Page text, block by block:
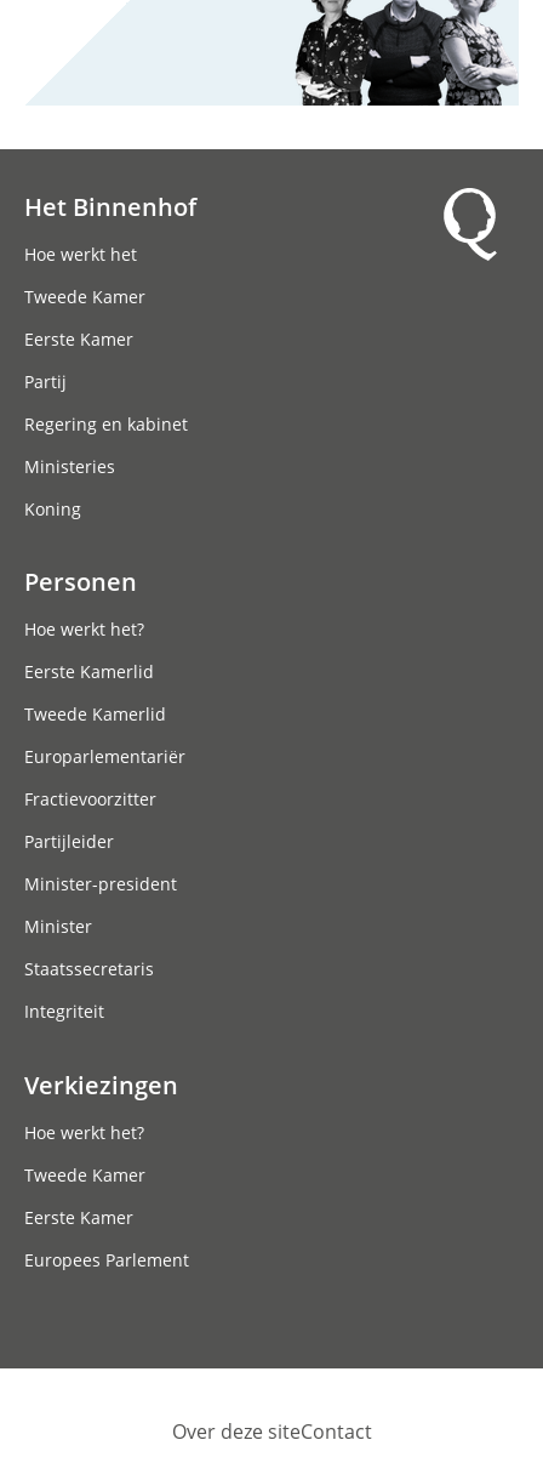
Het Binnenhof
Hoe werkt het
Tweede Kamer
Eerste Kamer
Partij
Regering en kabinet
Ministeries
Koning
Personen
Hoe werkt het?
Eerste Kamerlid
Tweede Kamerlid
Europarlementariër
Fractievoorzitter
Partijleider
Minister-president
Minister
Staatssecretaris
Integriteit
Verkiezingen
Hoe werkt het?
Tweede Kamer
Eerste Kamer
Europees Parlement
Over deze siteContact